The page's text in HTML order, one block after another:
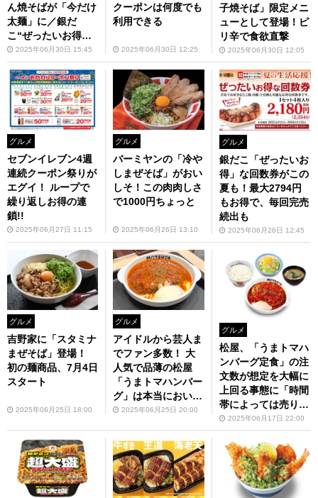
ん焼そばが「今だけ
太麺」に／銀だ
こ“ぜったいお得
な”回数券発売など
2025年06月30日 15:45
クーポンは何度でも
利用できる
2025年06月30日 12:25
子焼そば」限定メニ
ューとして登場！ピ
リ辛で食欲直撃
2025年06月30日 12:05
グルメ
セブンイレブン4週
連続クーポン祭りが
エグイ！ ループで
繰り返しお得の連
鎖!!
2025年06月27日 11:15
グルメ
バーミヤンの「冷や
しまぜそば」がおい
しそ！この肉肉しさ
で1000円ちょっと
2025年06月26日 13:10
グルメ
銀だこ「ぜったいお
得」な回数券がこの
夏も！最大2794円
もお得で、毎回完売
続出も
2025年06月26日 12:45
グルメ
吉野家に「スタミナ
まぜそば」登場！
初の麺商品、7月4日
スタート
2025年06月25日 18:00
グルメ
アイドルから芸人ま
でファン多数！ 大
人気で品薄の松屋
「うまトマハンバー
グ」は本当においし
いの？
2025年06月25日 20:00
グルメ
松屋、「うまトマハ
ンバーグ定食」の注
文数が想定を大幅に
上回る事態に「時間
帯によっては売り切
れとなる日が当面の
間発生」
2025年06月17日 22:00